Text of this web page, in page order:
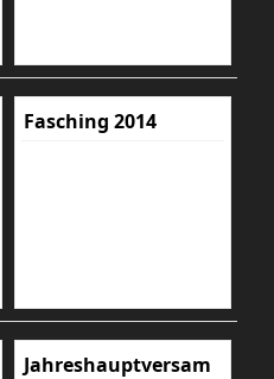
Fasching 2014
Jahreshauptversam